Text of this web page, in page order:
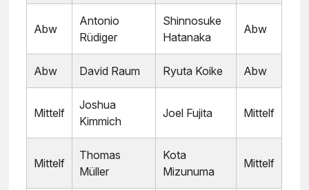
Abw
Antonio
Rüdiger
Shinnosuke
Hatanaka
Abw
Abw David Raum Ryuta Koike Abw
Mittelf
Joshua
Kimmich
Joel Fujita Mittelf
Mittelf
Thomas
Müller
Kota
Mizunuma
Mittelf